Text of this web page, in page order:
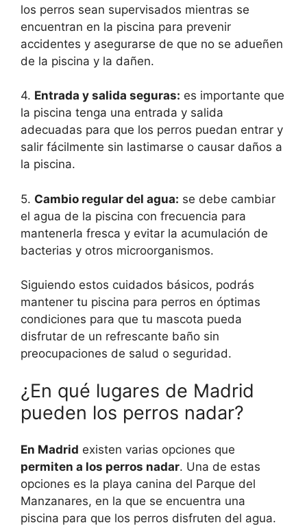
los perros sean supervisados mientras se
encuentran en la piscina para prevenir
accidentes y asegurarse de que no se adueñen
de la piscina y la dañen.
4. Entrada y salida seguras: es importante que
la piscina tenga una entrada y salida
adecuadas para que los perros puedan entrar y
salir fácilmente sin lastimarse o causar daños a
la piscina.
5. Cambio regular del agua: se debe cambiar
el agua de la piscina con frecuencia para
mantenerla fresca y evitar la acumulación de
bacterias y otros microorganismos.
Siguiendo estos cuidados básicos, podrás
mantener tu piscina para perros en óptimas
condiciones para que tu mascota pueda
disfrutar de un refrescante baño sin
preocupaciones de salud o seguridad.
¿En qué lugares de Madrid
pueden los perros nadar?
En Madrid existen varias opciones que
permiten a los perros nadar. Una de estas
opciones es la playa canina del Parque del
Manzanares, en la que se encuentra una
piscina para que los perros disfruten del agua.